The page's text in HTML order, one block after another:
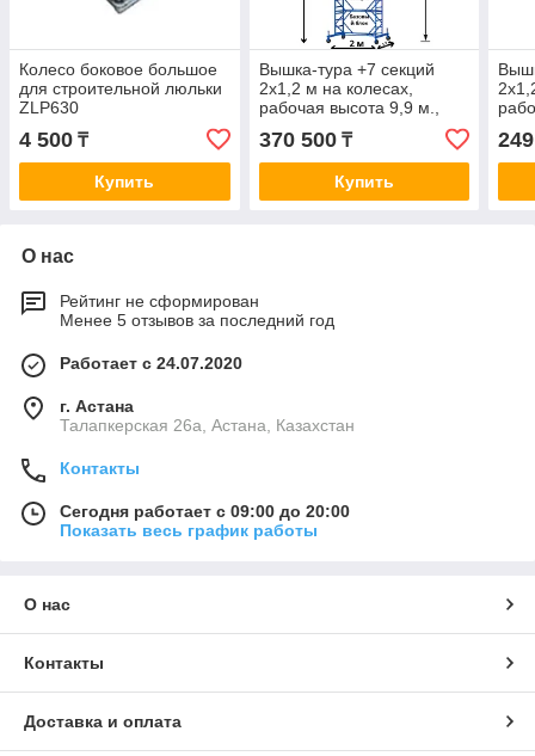
Колесо боковое большое
для строительной люльки
ZLP630
4 500 ₸
Купить
Вышка-тура +7 секций
2х1,2 м на колесах,
рабочая высота 9,9 м.,
продажа вышки туры
370 500₸
Купить
О нас
Рейтинг не сформирован
Менее 5 отзывов за последний год
Работает с 24.07.2020
г. Астана
Талапкерская 26а, Астана, Казахстан
Контакты
Сегодня работает с 09:00 до 20:00
Показать весь график работы
О нас
Контакты
Доставка и оплата